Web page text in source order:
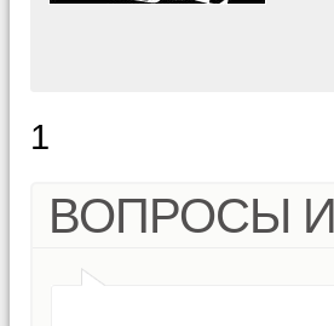
1
ВОПРОСЫ